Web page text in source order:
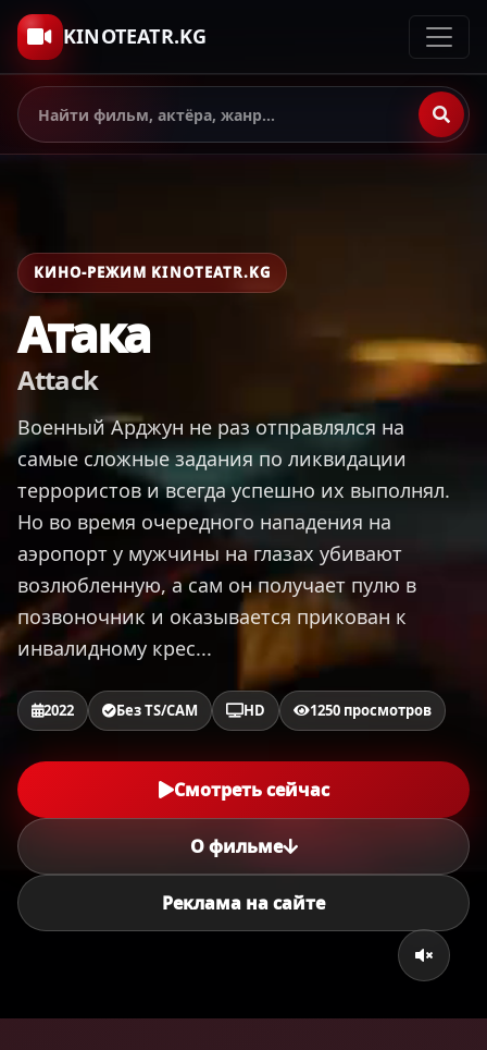
KINOTEATR.KG
КИНО-РЕЖИМ KINOTEATR.KG
Атака
Attack
Военный Арджун не раз отправлялся на
самые сложные задания по ликвидации
террористов и всегда успешно их выполнял.
Но во время очередного нападения на
аэропорт у мужчины на глазах убивают
возлюбленную, а сам он получает пулю в
позвоночник и оказывается прикован к
инвалидному крес...
2022 Без TS/CAM HD 1250 просмотров
Смотреть сейчас
О фильме
Реклама на сайте